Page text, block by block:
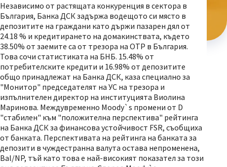
Независимо от растящата конкуренция в сектора в
България, Банка ДСК задържа водещото си място в
депозитите на граждани като държи пазарен дял от
24.18 % и кредитирането на домакинствата, където
38.50% от заемите са от трезора на ОТР в България.
Това сочи статистиката на БНБ. 15.48% от
потребителските кредити и 16.98% от депозитите
общо принадлежат на Банка ДСК, каза специално за
"Монитор" председателят на УС на трезора и
изпълнителен директор на институцията Виолина
Маринова. Междувременно Moody`s промени от D
"стабилен" към "положителна перспектива" рейтинга
на Банка ДСК за финансова устойчивост FSR, съобщиха
от банката. Перспективата на рейтинга на банката за
депозити в чуждестранна валута остава непроменена,
Bal/NP, тъй като това е най-високият показател за този